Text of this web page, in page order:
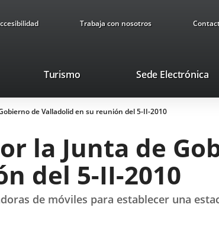
Trabaja con nosotros
TurismoEste
se
abrirá
ventana
nueva.
Sede Electrónica
de Valladolid en su reunión del 5-II-2010
la Junta de
del 5-II-2010
de móviles para establecer una